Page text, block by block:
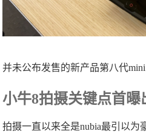
并未公布发售的新产品第八代mini
小牛8拍摄关键点首曝
拍摄一直以来全是nubia最引以为